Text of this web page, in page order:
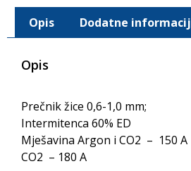
Opis Dodatne
Opis
Prečnik žice 0,6-1,0 mm;
Intermitenca 60% ED
Mješavina Argon i CO2 – 150 A
CO2 – 180 A